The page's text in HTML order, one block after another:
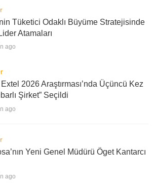
Tüketici Odaklı Büyüme Stratejisinde
Atamaları
ago
2026 Araştırması’nda Üçüncü Kez
Şirket” Seçildi
ago
Yeni Genel Müdürü Öget Kantarcı
ago